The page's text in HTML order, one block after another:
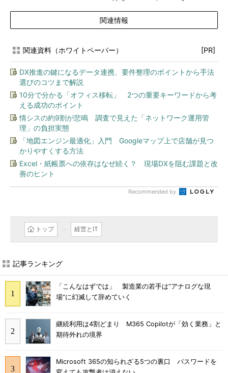
関連情報
関連資料（ホワイトペーパー） [PR]
DX推進の鍵になるデータ連携、要件整理のポイントから手法
選びのコツまで解説
10分で分かる「オフィス移転」 2つの重要キーワードから考
える成功のポイント
情シスの約9割が悲鳴 調査で見えた「ネットワーク運用管
理」の負担実態
「地図エンジン最適化」入門 Googleマップ上で店舗が見つ
かりやすくする方法
Excel・紙帳票への依存はなぜ続く？ 現場DXを阻む課題と改
善のヒント
Recommended by
トップ 経営とIT
記事ランキング
「こんなはずでは」 製造業の若手は“アナログな現
場”に幻滅して辞めていく
継続利用は4割どまり M365 Copilotが「効く業務」と
期待外れの境界
Microsoft 365の知られざる5つの裏口 パスワードを